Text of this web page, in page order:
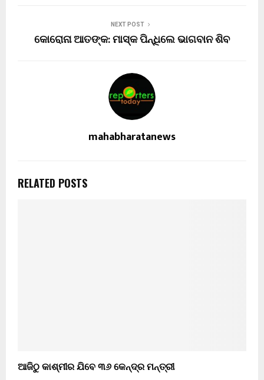
NEXT POST
କୋରୋନା ଆତଙ୍କ: ମାସ୍କ ପିନ୍ଧିଲେ ଭାଗବାନ ଶିବ
mahabharatanews
RELATED POSTS
ଆଜିଠୁ କାଶ୍ମୀର ଯିବେ ୩୬ କେନ୍ଦ୍ର ମନ୍ତ୍ରୀ